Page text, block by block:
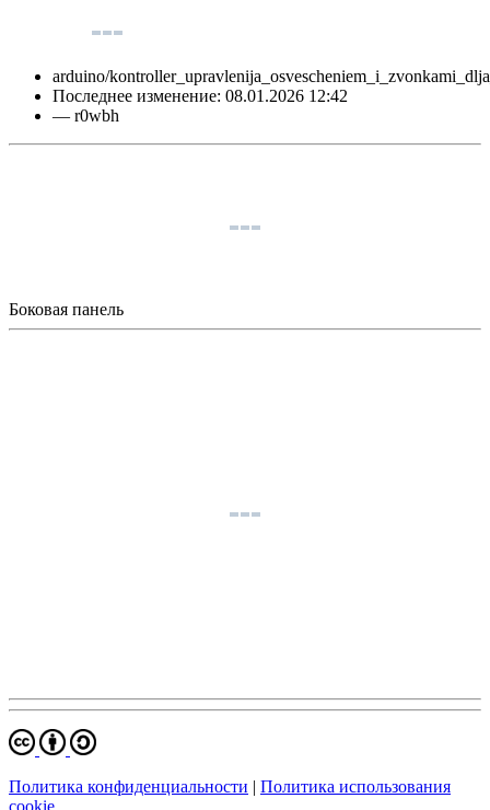
arduino/
Последнее изменение: 08.01.2026 12:42
— r0wbh
Боковая панель
Политика конфиденциальности | Политика использования